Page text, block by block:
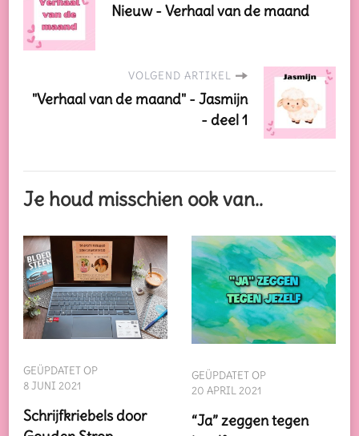
Nieuw - Verhaal van de maand
VOLGEND ARTIKEL
"Verhaal van de maand" - Jasmijn
- deel 1
Je houd misschien ook van..
GEÜPDATET OP
8 JUNI 2021
Schrijfkriebels door
GEÜPDATET OP
20 APRIL 2021
“Ja” zeggen tegen